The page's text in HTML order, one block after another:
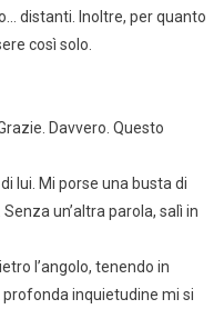
distanti. Inoltre, per quanto
così solo.
Davvero. Questo
lui. Mi porse una busta di
un’altra parola, salì in
l’angolo, tenendo in
inquietudine mi si